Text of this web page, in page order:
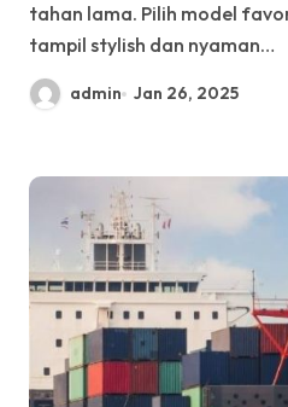
tahan lama. Pilih model
tampil stylish dan nyaman…
admin Jan 26, 2025